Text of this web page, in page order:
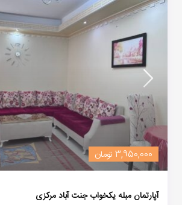
3,950,000 تومان
آپارتمان مبله یکخواب جنت آباد مرکزی